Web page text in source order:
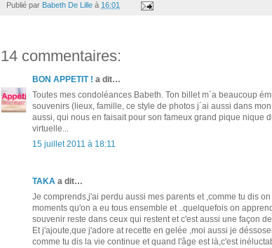
Publié par Babeth De Lille à 16:01
14 commentaires:
BON APPETIT ! a dit…
Toutes mes condoléances Babeth. Ton billet m´a beaucoup
souvenirs (lieux, famille, ce style de photos j´ai aussi dans
aussi, qui nous en faisait pour son fameux grand pique nique
virtuelle...
15 juillet 2011 à 18:11
TAKA a dit…
Je comprends,j'ai perdu aussi mes parents et ,comme tu dis
moments qu'on a eu tous ensemble et ..quelquefois on
souvenir reste dans ceux qui restent et c'est aussi une façon
Et j'ajoute,que j'adore at recette en gelée ,moi aussi je
comme tu dis la vie continue et quand l'âge est là,c'est